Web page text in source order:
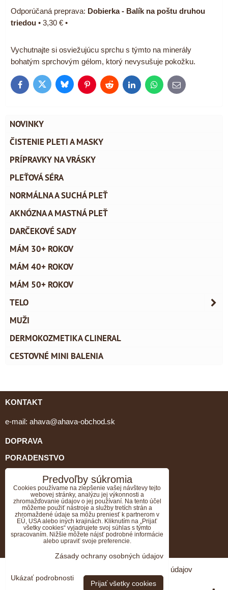
Dobierka - Balík na poštu druhou
triedou • 3,30 € •
Vychutnajte si osviežujúcu sprchu s týmto na minerály
bohatým sprchovým gélom, ktorý nevysušuje pokožku.
FacebookTwitter BlueskyPinterestReddit LinkedInWhatsApp
E-
mail
NOVINKY
ČISTENIE PLETI A MASKY
PRÍPRAVKY NA VRÁSKY
PLEŤOVÁ SÉRA
NORMÁLNA A SUCHÁ PLEŤ
AKNÓZNA A MASTNÁ PLEŤ
DARČEKOVÉ SADY
MÁM 30+ ROKOV
MÁM 40+ ROKOV
MÁM 50+ ROKOV
TELO
MUŽI
DERMOKOZMETIKA CLINERAL
CESTOVNÉ MINI BALENIA
KONTAKT
e-mail: ahava@ahava-obchod.sk
DOPRAVA
PORADENSTVO
tel: 0903 462 064, 034/651 79 05
VZORKY K OBJEDNÁVKE ZADARMO
Doprava ZADARMO k objednávke nad 70EUR.
OBCHODNÉ PODMIENKY
Zásady ochrany osobných údajov
Predvoľby súkromia
Cookies používame na zlepšenie vašej návštevy tejto
webovej stránky, analýzu jej výkonnosti a
zhromažďovanie údajov o jej používaní. Na tento účel
môžeme použiť nástroje a služby tretích strán a
zhromaždené údaje sa môžu preniesť k partnerom v
EÚ, USA alebo iných krajinách. Kliknutím na „Prijať
všetky cookies“ vyjadrujete svoj súhlas s týmto
spracovaním. Nižšie môžete nájsť podrobné informácie
alebo upraviť svoje preferencie.
Zásady ochrany osobných údajov
Ukázať podrobnosti
Prijať všetky cookies